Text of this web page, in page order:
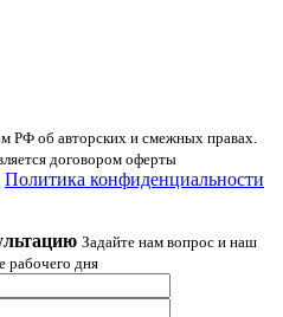
РФ об авторских и смежных правах.
договором оферты
Политика конфиденциальности
Задайте нам вопрос и наш
рабочего дня